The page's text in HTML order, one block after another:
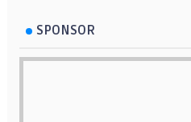
SPONSOR